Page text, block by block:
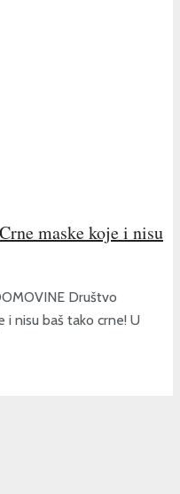
maske koje i nisu
Društvo
i nisu baš tako crne! U